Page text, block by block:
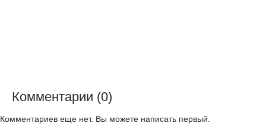
Комментарии (0)
Комментариев еще нет. Вы можете написать первый.